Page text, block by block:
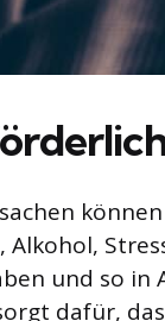
und so in
dafür,